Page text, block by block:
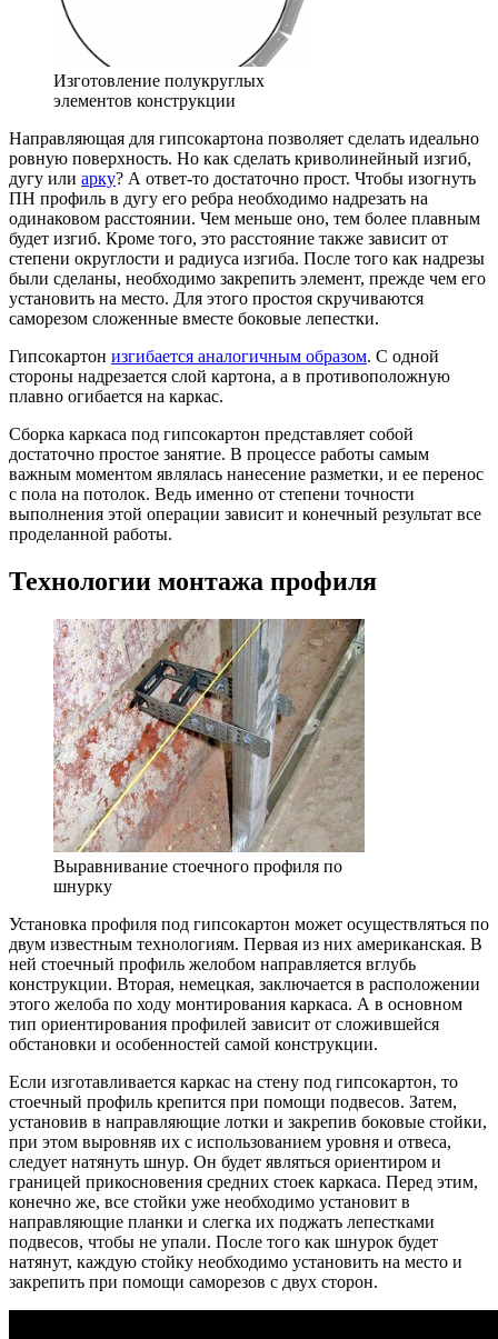
Изготовление полукруглых
элементов конструкции
Направляющая для гипсокартона позволяет сделать идеально
ровную поверхность. Но как сделать криволинейный изгиб,
дугу или арку? А ответ-то достаточно прост. Чтобы изогнуть
ПН профиль в дугу его ребра необходимо надрезать на
одинаковом расстоянии. Чем меньше оно, тем более плавным
будет изгиб. Кроме того, это расстояние также зависит от
степени округлости и радиуса изгиба. После того как надрезы
были сделаны, необходимо закрепить элемент, прежде чем его
установить на место. Для этого простоя скручиваются
саморезом сложенные вместе боковые лепестки.
Гипсокартон изгибается аналогичным образом. С одной
стороны надрезается слой картона, а в противоположную
плавно огибается на каркас.
Сборка каркаса под гипсокартон представляет собой
достаточно простое занятие. В процессе работы самым
важным моментом являлась нанесение разметки, и ее перенос
с пола на потолок. Ведь именно от степени точности
выполнения этой операции зависит и конечный результат все
проделанной работы.
Технологии монтажа профиля
Выравнивание стоечного профиля по
шнурку
Установка профиля под гипсокартон может осуществляться по
двум известным технологиям. Первая из них американская. В
ней стоечный профиль желобом направляется вглубь
конструкции. Вторая, немецкая, заключается в расположении
этого желоба по ходу монтирования каркаса. А в основном
тип ориентирования профилей зависит от сложившейся
обстановки и особенностей самой конструкции.
Если изготавливается каркас на стену под гипсокартон, то
стоечный профиль крепится при помощи подвесов. Затем,
установив в направляющие лотки и закрепив боковые стойки,
при этом выровняв их с использованием уровня и отвеса,
следует натянуть шнур. Он будет являться ориентиром и
границей прикосновения средних стоек каркаса. Перед этим,
конечно же, все стойки уже необходимо установит в
направляющие планки и слегка их поджать лепестками
подвесов, чтобы не упали. После того как шнурок будет
натянут, каждую стойку необходимо установить на место и
закрепить при помощи саморезов с двух сторон.